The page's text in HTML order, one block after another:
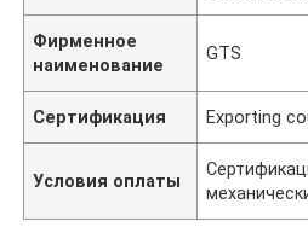
Фирменное
наименование
GTS
Сертификация Exporting
Условия оплаты